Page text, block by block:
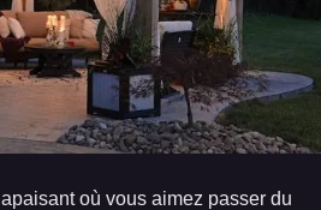
où vous aimez passer du